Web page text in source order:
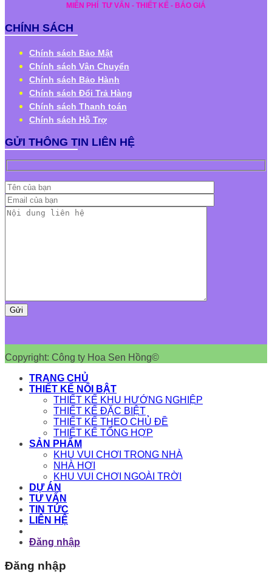
MIỄN PHÍ TƯ VẤN - THIẾT KẾ - BÁO GIÁ
CHÍNH SÁCH
Chính sách Bảo Mật
Chính sách Vận Chuyển
Chính sách Bảo Hành
Chính sách Đổi Trả Hàng
Chính sách Thanh toán
Chính sách Hỗ Trợ
GỬI THÔNG TIN LIÊN HỆ
Copyright: Công ty Hoa Sen Hồng©
TRANG CHỦ
THIẾT KẾ NỔI BẬT
THIẾT KẾ KHU HƯỚNG NGHIỆP
THIẾT KẾ ĐẶC BIỆT
THIẾT KẾ THEO CHỦ ĐỀ
THIẾT KẾ TỔNG HỢP
SẢN PHẨM
KHU VUI CHƠI TRONG NHÀ
NHÀ HƠI
KHU VUI CHƠI NGOÀI TRỜI
DỰ ÁN
TƯ VẤN
TIN TỨC
LIÊN HỆ
Đăng nhập
Đăng nhập